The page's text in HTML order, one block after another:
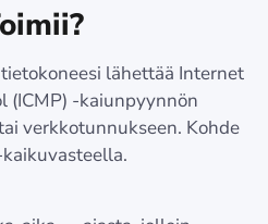
lähettää Internet
(ICMP) -kaiunpyynnön
verkkotunnukseen. Kohde